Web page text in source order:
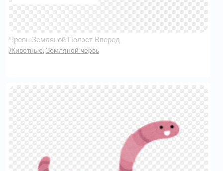
Чревь Земляной Ползет Вперед
Животные Земляной червь